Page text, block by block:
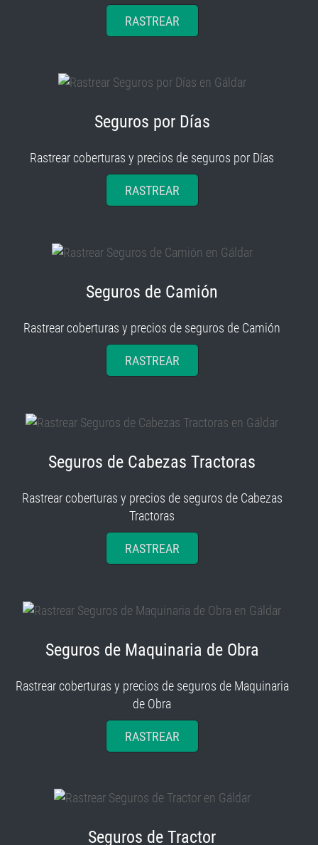
RASTREAR
Seguros por Días
Rastrear coberturas y precios de seguros por Días
RASTREAR
Seguros de Camión
Rastrear coberturas y precios de seguros de Camión
RASTREAR
Seguros de Cabezas Tractoras
Rastrear coberturas y precios de seguros de Cabezas
Tractoras
RASTREAR
Seguros de Maquinaria de Obra
Rastrear coberturas y precios de seguros de Maquinaria
de Obra
RASTREAR
Seguros de Tractor